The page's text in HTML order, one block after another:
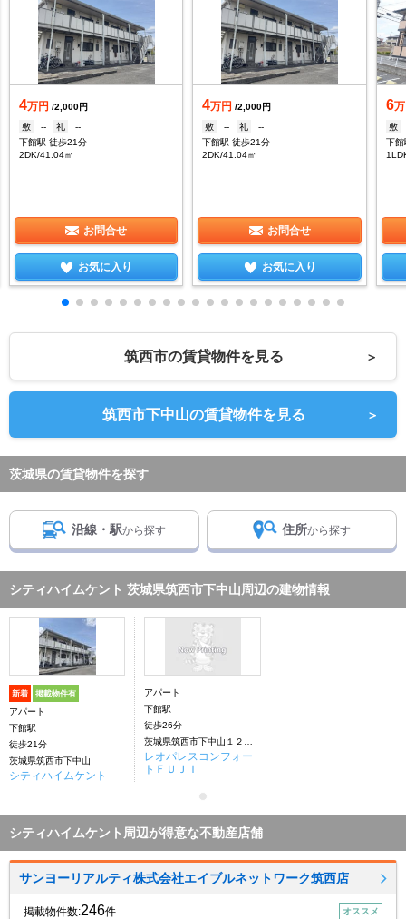
4万円 /2,000円
敷
-- 礼
--
下館駅 徒歩21分
2DK/41.04㎡
お問合せ
お気に入り
4万円 /2,000円
敷
-- 礼
--
下館駅 徒歩21分
2DK/41.04㎡
お問合せ
お気に入り
6
敷
下
筑西市の賃貸物件を見る ＞
筑西市下中山の賃貸物件を見る ＞
茨城県の賃貸物件を探す
沿線・駅から探す 住所から探す
シティハイムケント 茨城県筑西市下中山周辺の建物情報
新着 掲載物件有
アパート
下館駅
徒歩21分
茨城県筑西市下中山
シティハイムケント
アパート
下館駅
徒歩26分
レオパレスコンフォー
トＦＵＪＩ
シティハイムケント周辺が得意な不動産店舗
サンヨーリアルティ株式会社エイブルネットワーク筑西店
掲載物件数:246件 オススメ